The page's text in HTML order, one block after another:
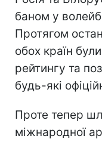
баном у
Протягом
обох країн
рейтингу та
будь-які
Проте тепер
міжнародної